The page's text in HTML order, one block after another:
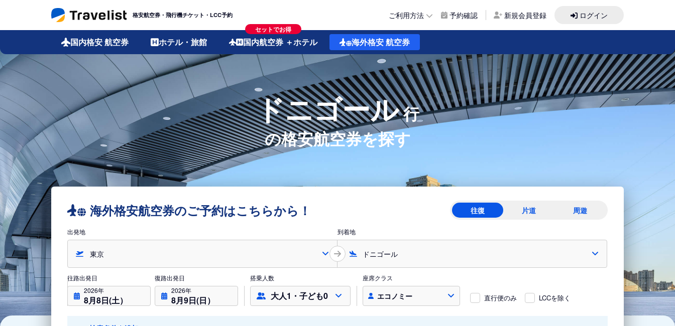
格安航空券・飛行機チケット・LCC予約 ご利用方法 予約確認 新規会員登録 ログイン
国内格安航空券 ホテル・旅館
セットでお得
国内航空券 ＋ホテル 海外格安航空券
ドニゴール行
の格安航空券を探す
海外格安航空券のご予約はこちらから！ 往復 片道 周遊
出発地 到着地
往路出発日
2026年
8月8日(土）
復路出発日
2026年
8月9日(日）
搭乗人数
大人1・子ども0
座席クラス
エコノミー 直行便のみ LCCを除く